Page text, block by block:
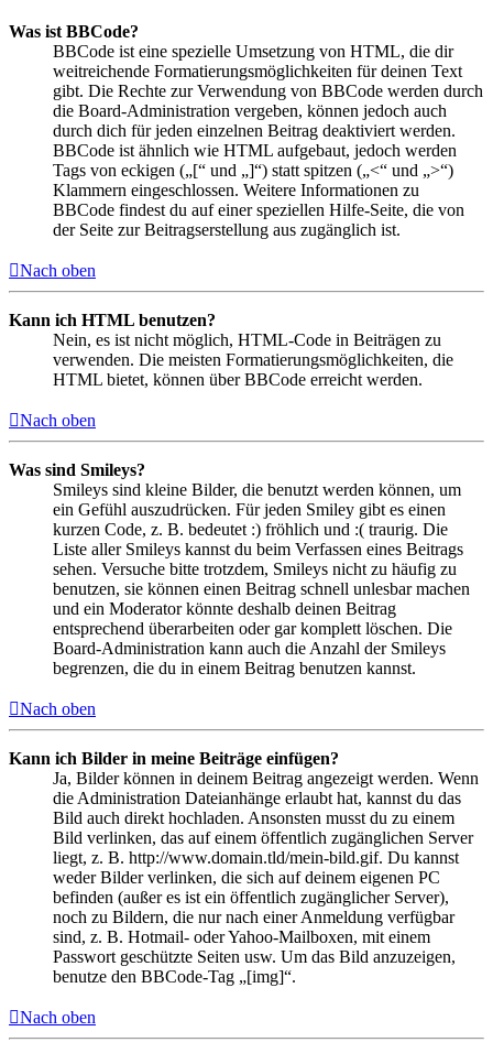
Was ist BBCode?
BBCode ist eine spezielle Umsetzung von HTML, die dir
weitreichende Formatierungsmöglichkeiten für deinen Text
gibt. Die Rechte zur Verwendung von BBCode werden durch
die Board-Administration vergeben, können jedoch auch
durch dich für jeden einzelnen Beitrag deaktiviert werden.
BBCode ist ähnlich wie HTML aufgebaut, jedoch werden
Tags von eckigen („[“ und „]“) statt spitzen („<“ und „>“)
Klammern eingeschlossen. Weitere Informationen zu
BBCode findest du auf einer speziellen Hilfe-Seite, die von
der Seite zur Beitragserstellung aus zugänglich ist.
Nach oben
Kann ich HTML benutzen?
Nein, es ist nicht möglich, HTML-Code in Beiträgen zu
verwenden. Die meisten Formatierungsmöglichkeiten, die
HTML bietet, können über BBCode erreicht werden.
Nach oben
Was sind Smileys?
Smileys sind kleine Bilder, die benutzt werden können, um
ein Gefühl auszudrücken. Für jeden Smiley gibt es einen
kurzen Code, z. B. bedeutet :) fröhlich und :( traurig. Die
Liste aller Smileys kannst du beim Verfassen eines Beitrags
sehen. Versuche bitte trotzdem, Smileys nicht zu häufig zu
benutzen, sie können einen Beitrag schnell unlesbar machen
und ein Moderator könnte deshalb deinen Beitrag
entsprechend überarbeiten oder gar komplett löschen. Die
Board-Administration kann auch die Anzahl der Smileys
begrenzen, die du in einem Beitrag benutzen kannst.
Nach oben
Kann ich Bilder in meine Beiträge einfügen?
Ja, Bilder können in deinem Beitrag angezeigt werden. Wenn
die Administration Dateianhänge erlaubt hat, kannst du das
Bild auch direkt hochladen. Ansonsten musst du zu einem
Bild verlinken, das auf einem öffentlich zugänglichen Server
liegt, z. B. http://www.domain.tld/mein-bild.gif. Du kannst
weder Bilder verlinken, die sich auf deinem eigenen PC
befinden (außer es ist ein öffentlich zugänglicher Server),
noch zu Bildern, die nur nach einer Anmeldung verfügbar
sind, z. B. Hotmail- oder Yahoo-Mailboxen, mit einem
Passwort geschützte Seiten usw. Um das Bild anzuzeigen,
benutze den BBCode-Tag „[img]“.
Nach oben